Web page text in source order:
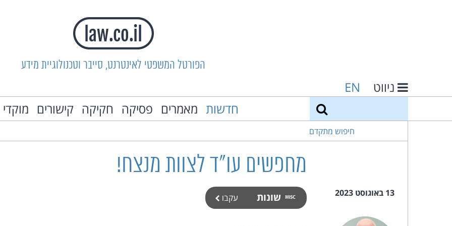
הפורטל המשפטי לאינטרנט, סייבר וטכנולוגיית מידע
ניווט EN
חדשות מאמרים פסיקה חקיקה קישורים
חיפוש מתקדם
מחפשים עו"ד לצוות מנצח!
13 באוגוסט 2023 שונות עקבו